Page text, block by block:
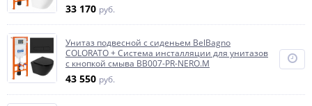
33 170 руб.
Унитаз подвесной с сиденьем BelBagno
COLORATO + Система инсталляции для унитазов
с кнопкой смыва BB007-PR-NERO.M
43 550 руб.